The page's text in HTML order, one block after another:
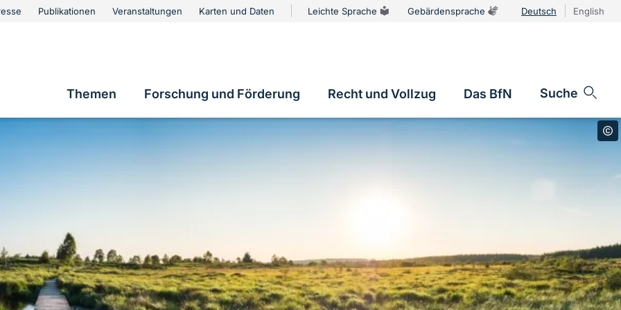
Publikationen Veranstaltungen Karten und Daten Leichte Sprache Gebärdensprache Deutsch English
Hauptnavigation
Themen Forschung und Förderung Recht und Vollzug Das BfN Suche